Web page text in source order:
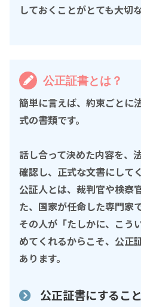
しておく ことがとても大切
公正証書とは？
簡単に言えば、 約束ごとに
式の書類です。
話し合って決めた内容を、
確認し、正式な文書にして
公証人とは、裁判官や検察
た、国家が任命した専門家で
その人が「たしかに、こう
めてくれるからこそ、公正
あります。
公正証書にするこ